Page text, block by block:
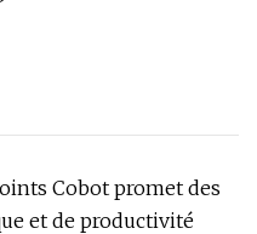
Cobot promet des
et de productivité